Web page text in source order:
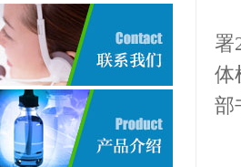
署
体
部